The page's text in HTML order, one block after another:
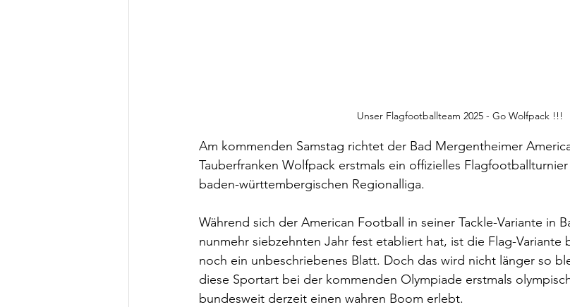
Unser Flagfootballteam 2025 - Go Wolfpack !!!
Am kommenden Samstag richtet der Bad Mergentheimer
Tauberfranken Wolfpack erstmals ein offizielles
baden-württembergischen Regionalliga.
Während sich der American Football in seiner Tackle-Variante in
nunmehr siebzehnten Jahr fest etabliert hat, ist die Flag-Variante
noch ein unbeschriebenes Blatt. Doch das wird nicht länger so
diese Sportart bei der kommenden Olympiade erstmals
bundesweit derzeit einen wahren Boom erlebt.